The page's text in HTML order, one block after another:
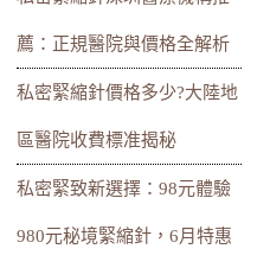
薦：正規醫院與價格全解析
私密緊縮針價格多少?大陸地
區醫院收費標准揭秘
私密緊致新選擇：98元體驗
980元秘境緊縮針，6月特惠